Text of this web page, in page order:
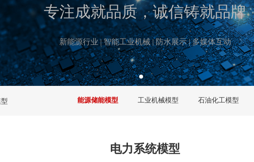
专注成就品质，诚信铸就品牌
新能源行业 | 智能工业机械 | 防水展示 | 多媒体互动
能源储能模型 工业机械模型 石油化工模型
电力系统模型